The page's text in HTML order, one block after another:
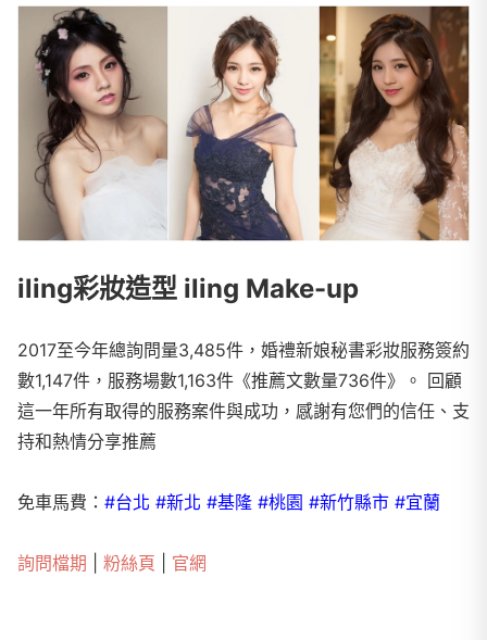
iling彩妝造型 iling Make-up
2017至今年總詢問量3,485件，婚禮新娘秘書彩妝服務簽約
數1,147件，服務場數1,163件《推薦文數量736件》。 回顧
這一年所有取得的服務案件與成功，感謝有您們的信任、支
持和熱情分享推薦
免車馬費： #台北 #新北 #基隆 #桃園 #新竹縣市 #宜蘭
詢問檔期 粉絲頁 官網